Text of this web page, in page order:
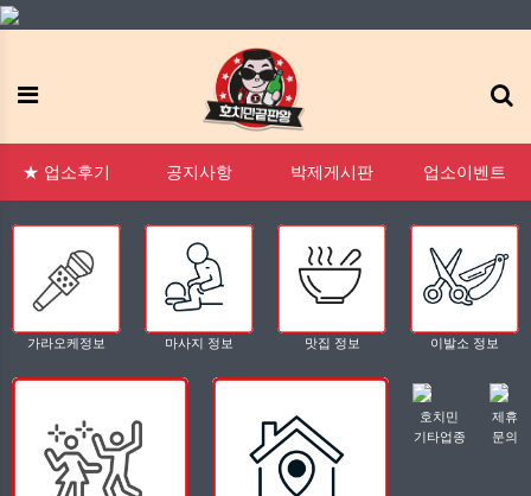
메뉴
★ 업소후기 공지사항 박제게시판 업소이벤트
가라오케정보 마사지 정보 맛집 정보 이발소 정보
호치민
기타업종
제휴
문의
문의 FAQ 태그모음 신고모음 접속자